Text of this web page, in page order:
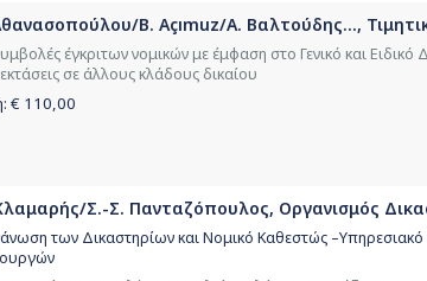
B. Açımuz/Α. Βαλτούδης...,
έγκριτων νομικών με έμφαση στο Γενικό και Ειδικό
σε άλλους κλάδους δικαίου
€ 110,00
Σ.-Σ. Πανταζόπουλος, Οργανισμός
των Δικαστηρίων και Νομικό Καθεστώς –Υπηρεσιακό